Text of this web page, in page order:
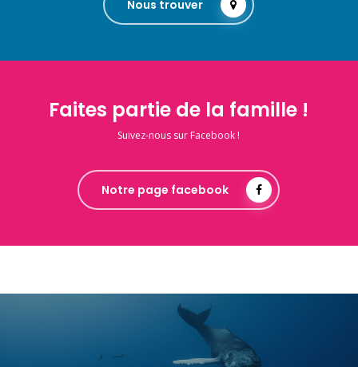
Nous trouver
Faites partie de la famille !
Suivez-nous sur Facebook !
Notre page facebook